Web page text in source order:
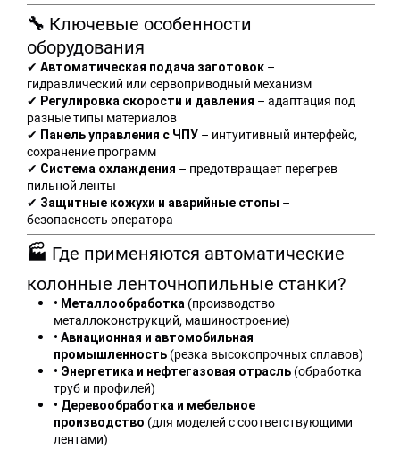
🔧 Ключевые особенности
оборудования
✔ Автоматическая подача заготовок –
гидравлический или сервоприводный механизм
✔ Регулировка скорости и давления – адаптация под
разные типы материалов
✔ Панель управления с ЧПУ – интуитивный интерфейс,
сохранение программ
✔ Система охлаждения – предотвращает перегрев
пильной ленты
✔ Защитные кожухи и аварийные стопы –
безопасность оператора
🏭 Где применяются автоматические
колонные ленточнопильные станки?
• Металлообработка (производство
металлоконструкций, машиностроение)
• Авиационная и автомобильная
промышленность (резка высокопрочных сплавов)
• Энергетика и нефтегазовая отрасль (обработка
труб и профилей)
• Деревообработка и мебельное
производство (для моделей с соответствующими
лентами)